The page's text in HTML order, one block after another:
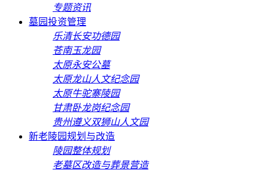
专题资讯
墓园投资管理
乐清长安功德园
苍南玉龙园
太原永安公墓
太原龙山人文纪念园
太原牛驼寨陵园
甘肃卧龙岗纪念园
贵州遵义双狮山人文园
新老陵园规划与改造
陵园整体规划
老墓区改造与葬景营造